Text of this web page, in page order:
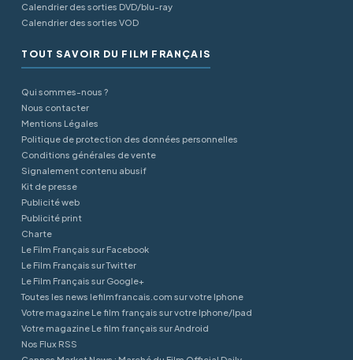
Calendrier des sorties DVD/blu-ray
Calendrier des sorties VOD
TOUT SAVOIR DU FILM FRANÇAIS
Qui sommes-nous ?
Nous contacter
Mentions Légales
Politique de protection des données personnelles
Conditions générales de vente
Signalement contenu abusif
Kit de presse
Publicité web
Publicité print
Charte
Le Film Français sur Facebook
Le Film Français sur Twitter
Le Film Français sur Google+
Toutes les news lefilmfrancais.com sur votre Iphone
Votre magazine Le film français sur votre Iphone/Ipad
Votre magazine Le film français sur Android
Nos Flux RSS